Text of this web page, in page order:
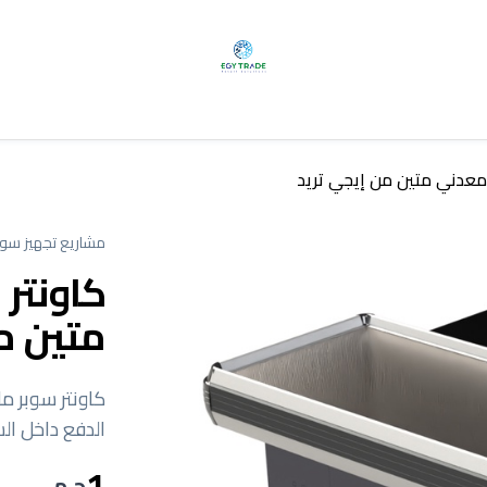
متين من إيجي تريد
مشاريع تجهيز
متين
كاونتر
الدفع داخل